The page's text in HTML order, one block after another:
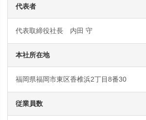
代表者
代表取締役社長 内田 守
本社所在地
福岡県福岡市東区香椎浜2丁目8番30
従業員数